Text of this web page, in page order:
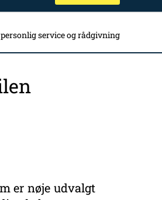
service og rådgivning
er nøje udvalgt